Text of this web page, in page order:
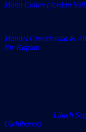
Momi Cohen (Jordan
Manuel Cimadevilla &
Nir Kaplan
Ronen
Lilach Segal
Ulehibanot)